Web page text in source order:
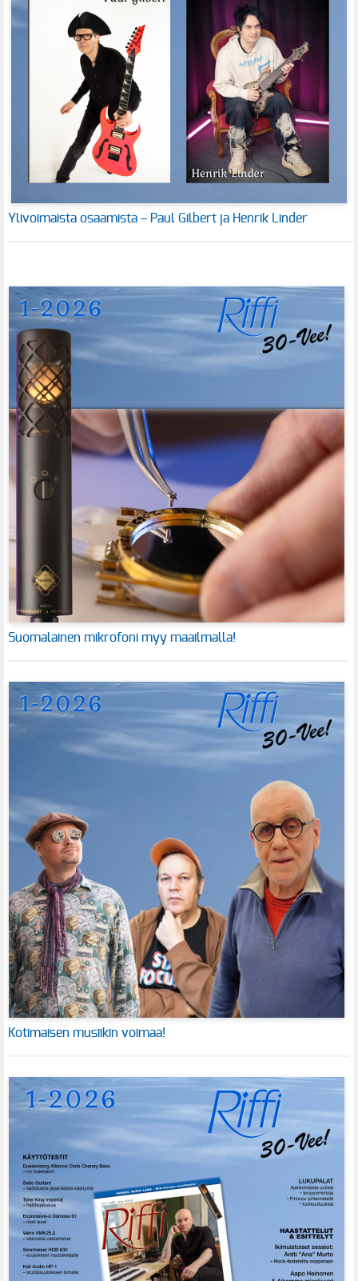
Ylivoimaista osaamista – Paul Gilbert ja Henrik Linder
Suomalainen mikrofoni myy maailmalla!
Kotimaisen musiikin voimaa!